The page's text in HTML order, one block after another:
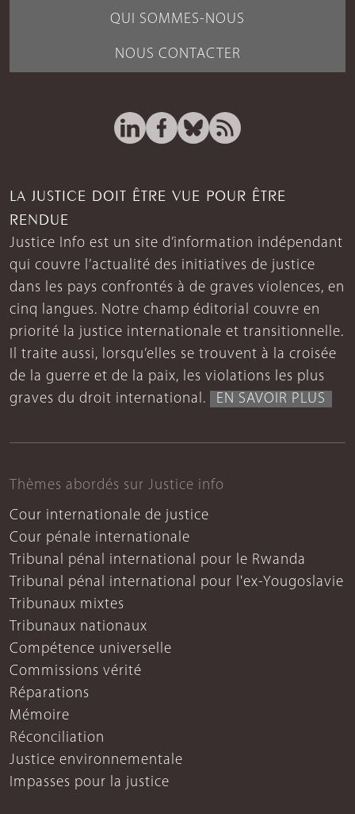
QUI SOMMES-NOUS
NOUS CONTACTER
LA JUSTICE DOIT ÊTRE VUE POUR ÊTRE
RENDUE
Justice Info est un site d’information indépendant
qui couvre l’actualité des initiatives de justice
dans les pays confrontés à de graves violences, en
cinq langues. Notre champ éditorial couvre en
priorité la justice internationale et transitionnelle.
Il traite aussi, lorsqu’elles se trouvent à la croisée
de la guerre et de la paix, les violations les plus
graves du droit international.
EN SAVOIR PLUS
Thèmes abordés sur Justice info
Cour internationale de justice
Cour pénale internationale
Tribunal pénal international pour le Rwanda
Tribunal pénal international pour l'ex-Yougoslavie
Tribunaux mixtes
Tribunaux nationaux
Compétence universelle
Commissions vérité
Réparations
Mémoire
Réconciliation
Justice environnementale
Impasses pour la justice